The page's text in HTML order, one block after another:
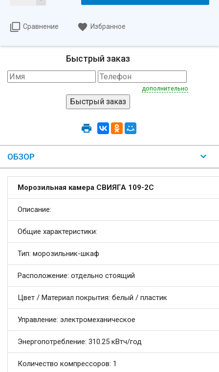
Сравнение Избранное
Быстрый заказ
дополнительно
ОБЗОР
Морозильная камера СВИЯГА 109-2С
Описание:
Общие характеристики:
Тип: морозильник-шкаф
Расположение: отдельно стоящий
Цвет / Материал покрытия: белый / пластик
Управление: электромеханическое
Энергопотребление: 310.25 кВтч/год
Количество компрессоров: 1